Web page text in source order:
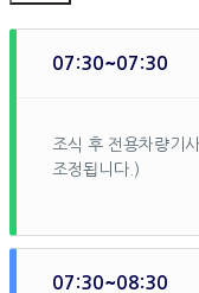
07:30~07:30
조식 후 전용차량기
조정됩니다.)
07:30~08:30